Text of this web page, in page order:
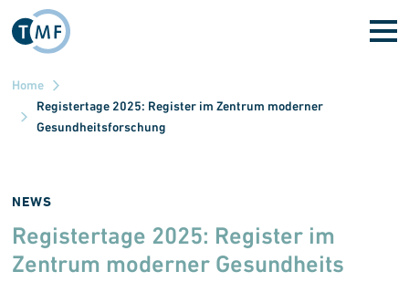
Skip to main content
Home
Registertage 2025: Register im Zentrum moderner
Gesundheitsforschung
NEWS
Registertage 2025: Register im
Zentrum moderner Gesundheits